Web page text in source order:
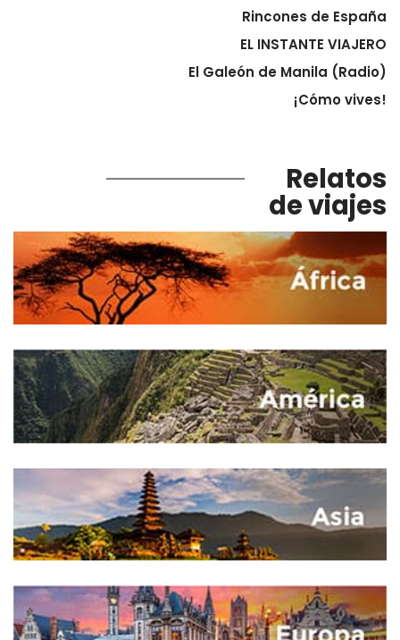
Rincones de España
EL INSTANTE VIAJERO
El Galeón de Manila (Radio)
¡Cómo vives!
Relatos
de viajes